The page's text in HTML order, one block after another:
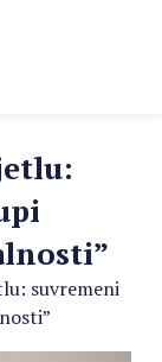
suvremeni